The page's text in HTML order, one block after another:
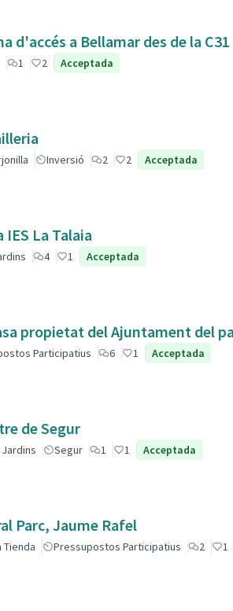
d'accés a Bellamar des de la C31
1 2 Acceptada
Inversió 2 2 Acceptada
IES La Talaia
4 1 Acceptada
propietat del Ajuntament del
Participatius 6 1 Acceptada
de Segur
Segur 1 1 Acceptada
Parc, Jaume Rafel
Tienda Pressupostos Participatius 2 1